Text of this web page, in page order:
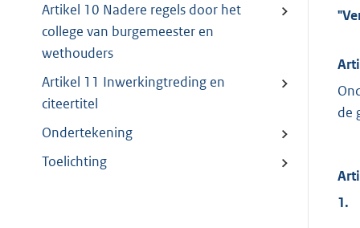
Artikel 10 Nadere regels door het
college van burgemeester en
wethouders
Artikel 11 Inwerkingtreding en
citeertitel
Ondertekening
Toelichting
de
1.